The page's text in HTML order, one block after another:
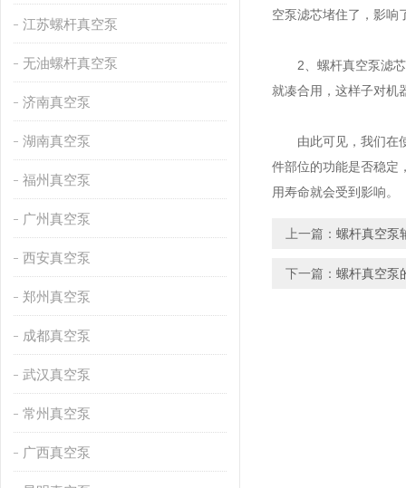
江苏螺杆真空泵
无油螺杆真空泵
济南真空泵
湖南真空泵
福州真空泵
广州真空泵
西安真空泵
郑州真空泵
成都真空泵
武汉真空泵
常州真空泵
广西真空泵
空泵滤芯堵住了，影响
2、螺杆真空泵滤芯
就凑合用，这样子对机
由此可见，我们在使
件部位的功能是否稳定
用寿命就会受到影响。
上一篇： 螺杆真空泵
下一篇： 螺杆真空泵